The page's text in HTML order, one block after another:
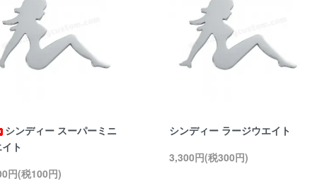
シンディー スーパーミニ
ト
円(税100円)
シンディー ラージウエイト
3,300円(税300円)